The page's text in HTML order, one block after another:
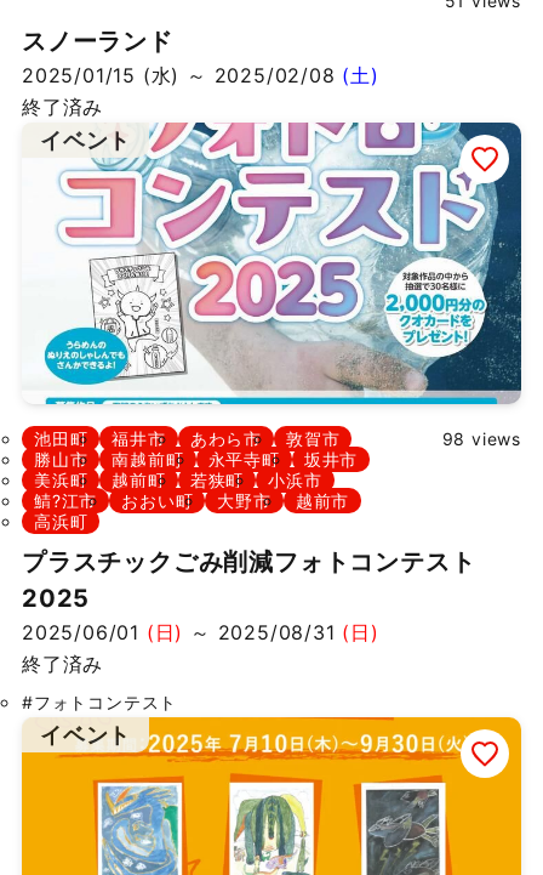
スノーランド
2025/01/15 (水) ～ 2025/02/08 (土)
終了済み
池田町 福井市 あわら市
敦賀市
勝山市
南越前町 永平寺町
坂井市
美浜町
越前町 若狭町
小浜市
鯖?江市
おおい町 大野市
越前市
高浜町
98 views
プラスチックごみ削減フォトコンテスト
2025
2025/06/01 (日) ～ 2025/08/31 (日)
終了済み
#フォトコンテスト
イベント
イベント